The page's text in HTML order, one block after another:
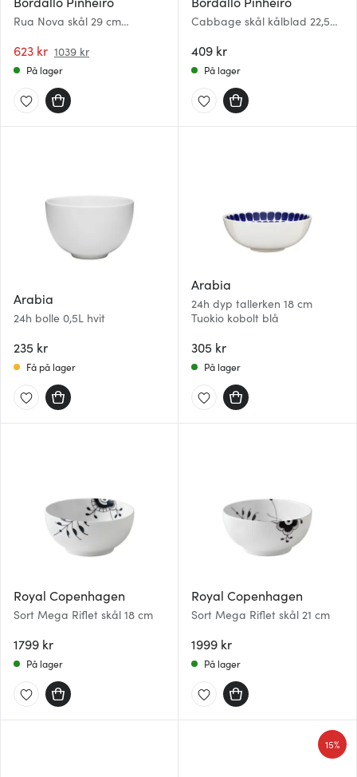
Rua Nova skål 29 cm
623 kr 1039 kr
På lager
Cabbage skål kålblad 22,5
409 kr
På lager
Arabia
24h bolle 0,5L hvit
235 kr
Få på lager
Arabia
24h dyp tallerken 18 cm
Tuokio kobolt blå
305 kr
På lager
Royal Copenhagen
Sort Mega Riflet skål 18 cm
1799 kr
På lager
Royal Copenhagen
Sort Mega Riflet skål 21 cm
1999 kr
På lager
15%